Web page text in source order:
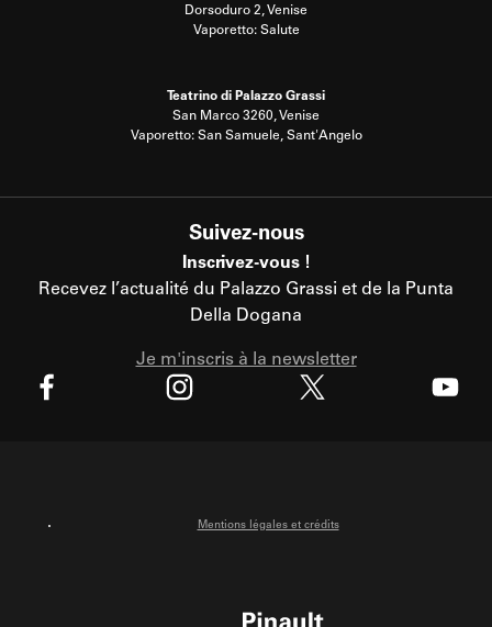
Dorsoduro 2, Venise
Vaporetto: Salute
Teatrino di Palazzo Grassi
San Marco 3260, Venise
Vaporetto: San Samuele, Sant'Angelo
Suivez-nous
Inscrivez-vous !
Recevez l’actualité du Palazzo Grassi et de la Punta
Della Dogana
Je m'inscris à la newsletter
Mentions légales et crédits